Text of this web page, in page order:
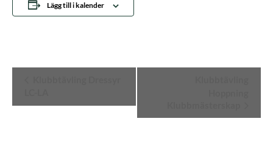
Lägg till i kalender
navigering